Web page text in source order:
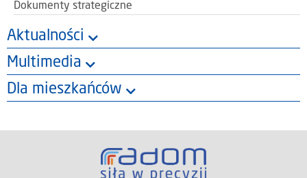
Dokumenty strategiczne
Aktualności
Multimedia
Dla mieszkańców